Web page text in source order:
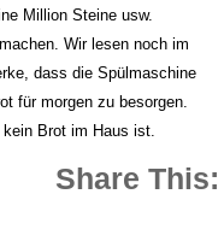
Million Steine usw.
Wir lesen noch im
dass die Spülmaschine
für morgen zu besorgen.
Brot im Haus ist.
Share This: